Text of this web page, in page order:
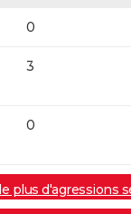
0
3
0
plus d'agressions